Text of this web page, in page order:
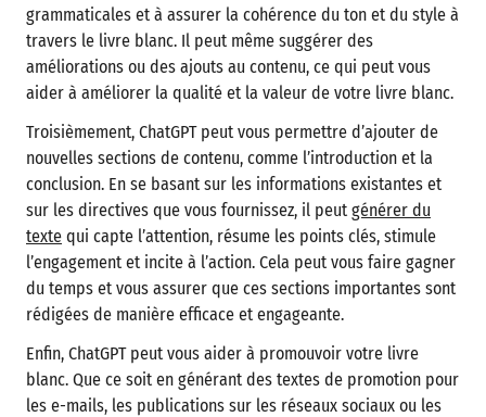
grammaticales et à assurer la cohérence du ton et du style à
travers le livre blanc. Il peut même suggérer des
améliorations ou des ajouts au contenu, ce qui peut vous
aider à améliorer la qualité et la valeur de votre livre blanc.
Troisièmement, ChatGPT peut vous permettre d’ajouter de
nouvelles sections de contenu, comme l’introduction et la
conclusion. En se basant sur les informations existantes et
sur les directives que vous fournissez, il peut générer du
texte qui capte l’attention, résume les points clés, stimule
l’engagement et incite à l’action. Cela peut vous faire gagner
du temps et vous assurer que ces sections importantes sont
rédigées de manière efficace et engageante.
Enfin, ChatGPT peut vous aider à promouvoir votre livre
blanc. Que ce soit en générant des textes de promotion pour
les e-mails, les publications sur les réseaux sociaux ou les